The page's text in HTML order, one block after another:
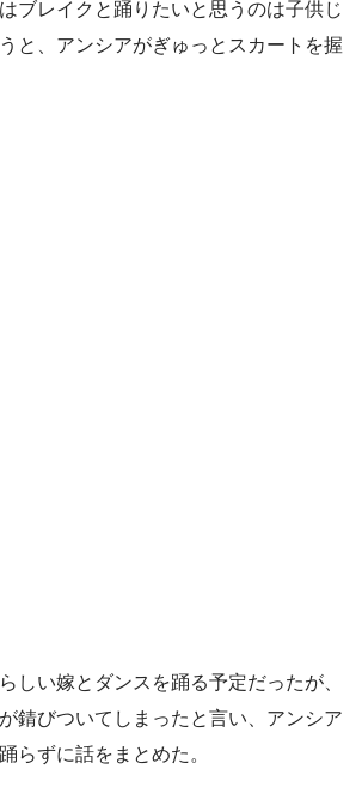
ブレイクと踊りたいと思うのは子供じ
と、アンシアがぎゅっとスカートを握
しい嫁とダンスを踊る予定だったが、
錆びついてしまったと言い、アンシア
らずに話をまとめた。